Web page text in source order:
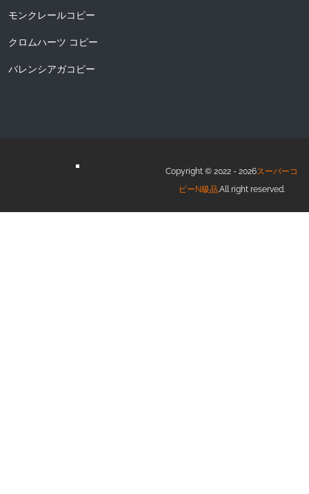
モンクレールコピー
クロムハーツ コピー
バレンシアガコピー
Copyright © 2022 - 2026スーパーコ
ピーN級品.All right reserved.